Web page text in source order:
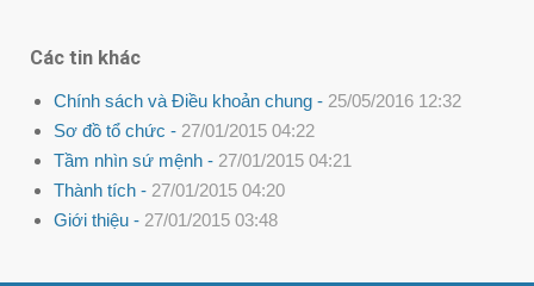
Các tin khác
Chính sách và Điều khoản chung - 25/05/2016 12:32
Sơ đồ tổ chức - 27/01/2015 04:22
Tầm nhìn sứ mệnh - 27/01/2015 04:21
Thành tích - 27/01/2015 04:20
Giới thiệu - 27/01/2015 03:48